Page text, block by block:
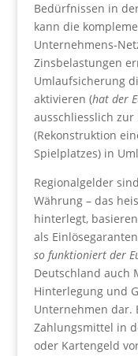
Bedürfnissen in
kann die
Unternehmens-
Zinsbelastungen
Umlaufsicherung
aktivieren (hat der
ausschliesslich zur
(Rekonstruktion
Spielplatzes) in
Regionalgelder
Währung – das
hinterlegt,
als
so funktioniert der
Deutschland auch
Hinterlegung und
Unternehmen dar.
Zahlungsmittel in
oder Kartengeld